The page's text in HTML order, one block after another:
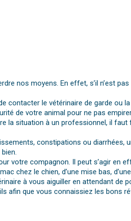
nos moyens. En effet, s’il n’est
contacter le vétérinaire de garde ou
de votre animal pour ne pas
la situation à un professionnel, il
constipations ou diarrhées,
votre compagnon. Il peut s’agir en
chez le chien, d’une mise bas,
à vous aiguiller en attendant de
afin que vous connaissiez les bons